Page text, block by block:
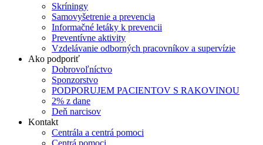
Skríningy
Samovyšetrenie a prevencia
Informačné letáky k prevencii
Preventívne aktivity
Vzdelávanie odborných pracovníkov a supervízie
Ako podporiť
Dobrovoľníctvo
Sponzorstvo
PODPORUJEM PACIENTOV S RAKOVINOU
2% z dane
Deň narcisov
Kontakt
Centrála a centrá pomoci
Centrá pomoci